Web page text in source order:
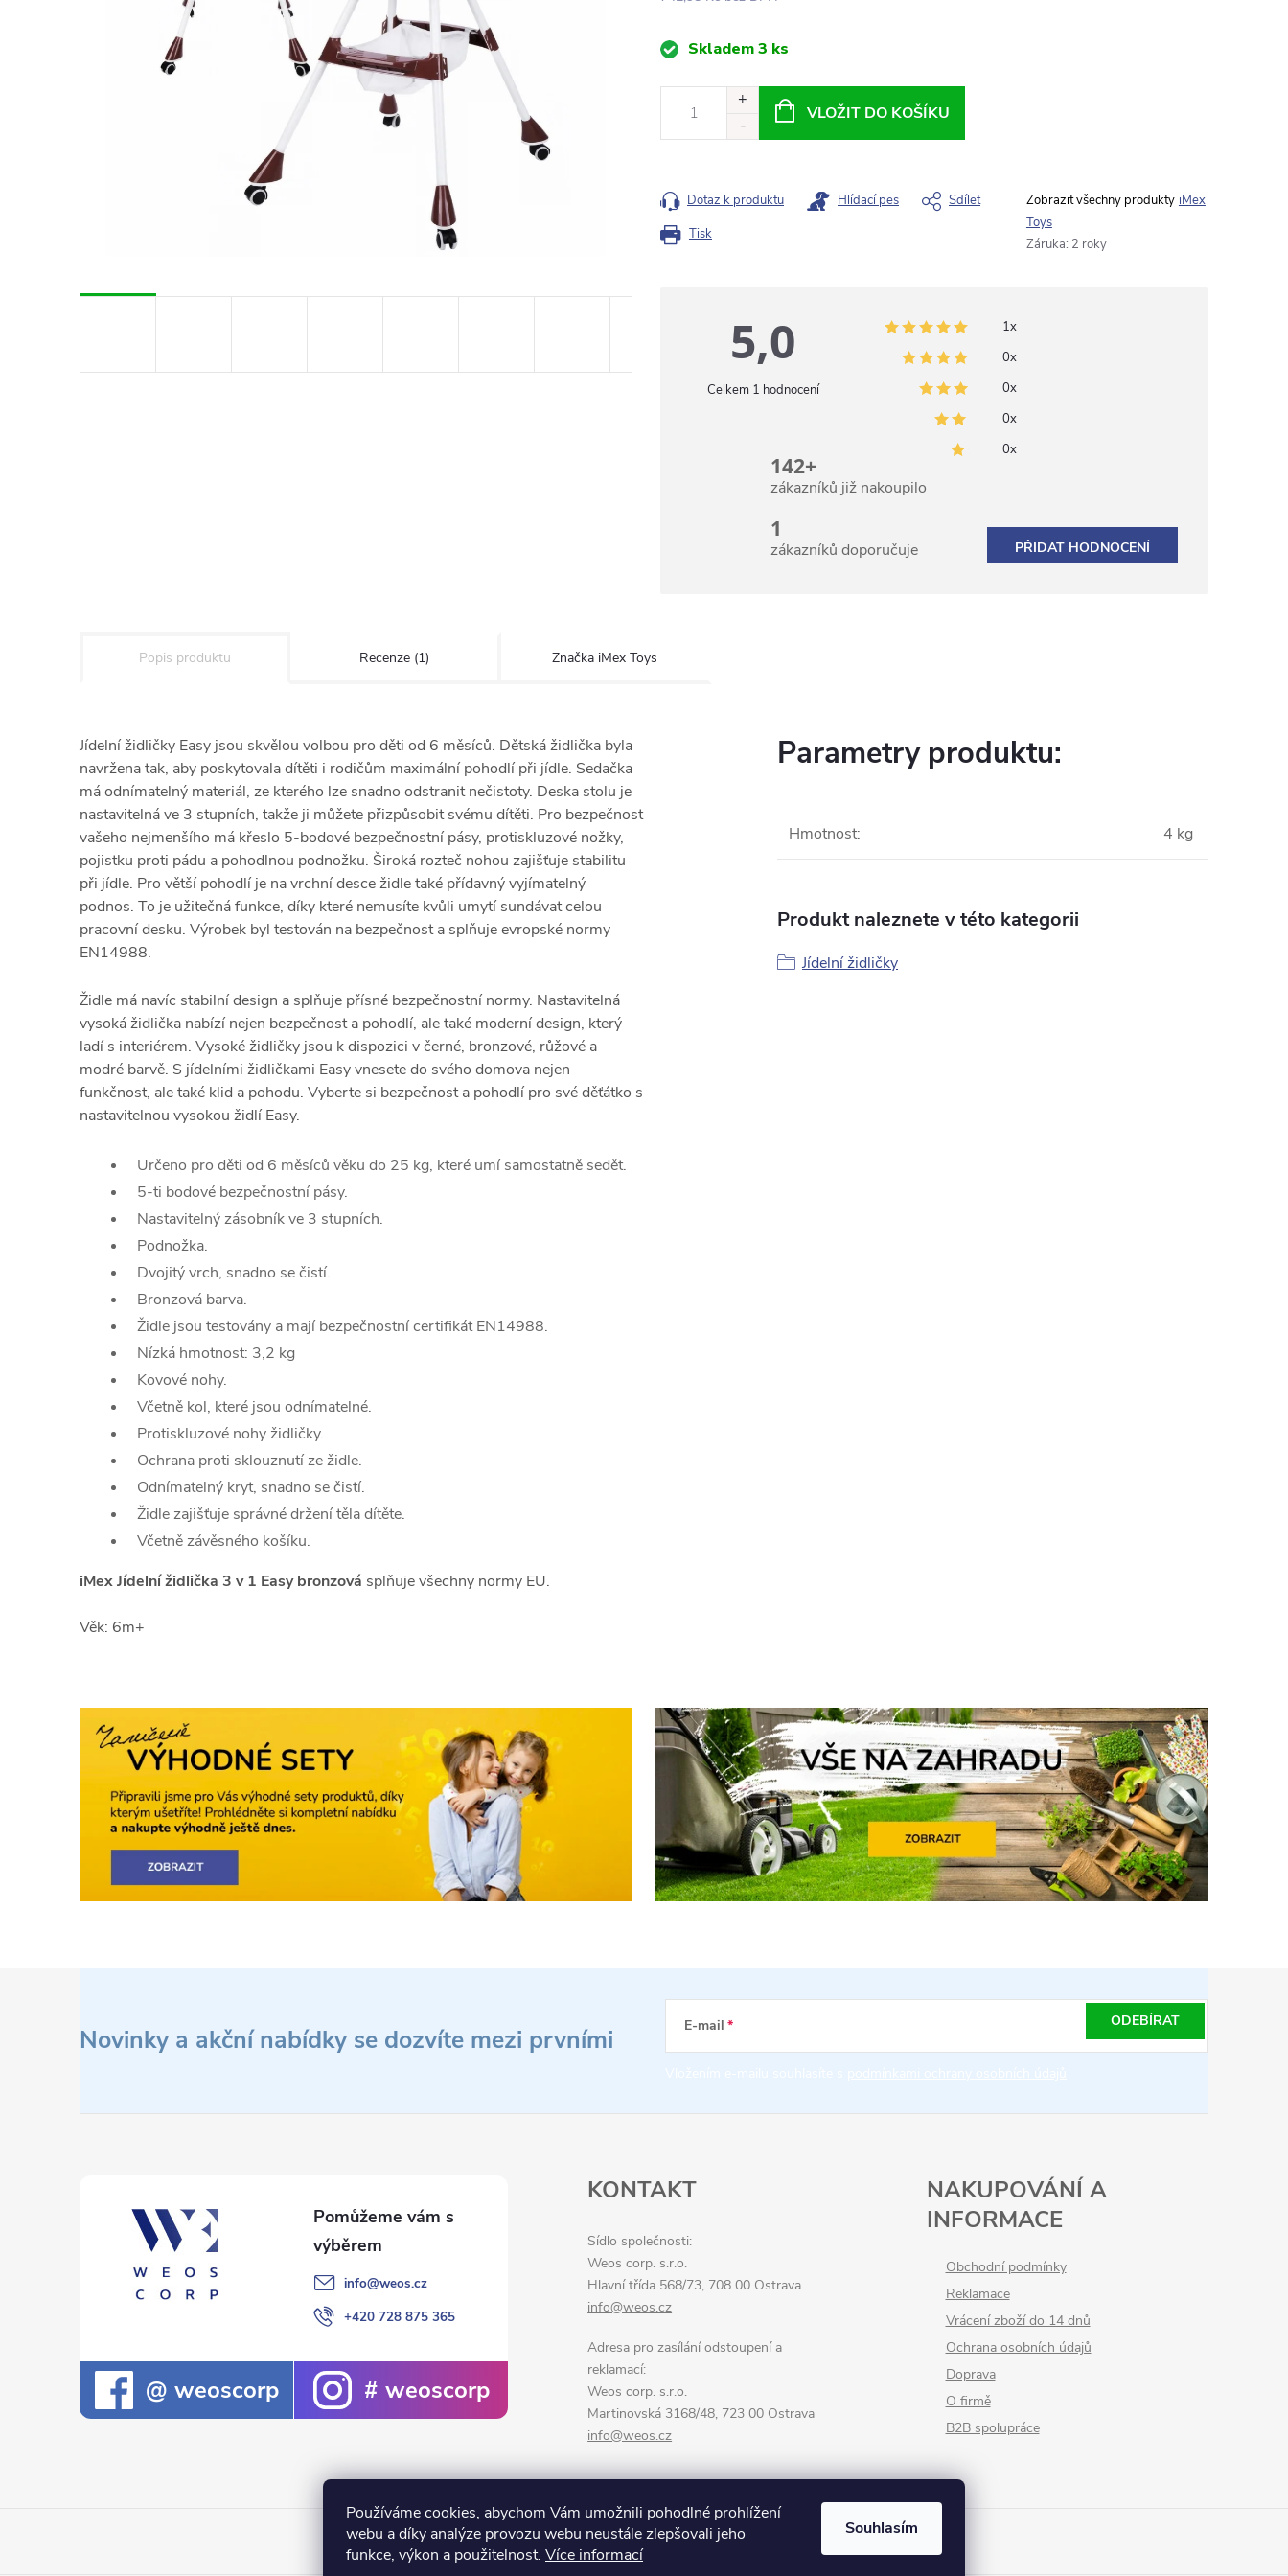
Používáme cookies, abychom Vám umožnili pohodlné prohlížení
webu a díky analýze provozu webu neustále zlepšovali jeho
funkce, výkon a použitelnost. Více informací
Souhlasím
MěrnáSkladem3 ks
VLOŽIT DO KOŠÍKU
Tisk
Dotaz k produktu Hlídací pes Sdílet
iMex
Toys
Záruka: 2 roky
5,0
1 hodnocení
1x
0x
0x
0x
0x
142+
zákazníků již nakoupilo
1
zákazníků doporučuje PŘIDAT HODNOCENÍ
Popis produktu Recenze (1) Značka iMex Toys
Jídelní židličky Easy jsou skvělou volbou pro děti od 6 měsíců. Dětská židlička byla
navržena tak, aby poskytovala dítěti i rodičům maximální pohodlí při jídle. Sedačka
má odnímatelný materiál, ze kterého lze snadno odstranit nečistoty. Deska stolu je
nastavitelná ve 3 stupních, takže ji můžete přizpůsobit svému dítěti. Pro bezpečnost
vašeho nejmenšího má křeslo 5-bodové bezpečnostní pásy, protiskluzové nožky,
pojistku proti pádu a pohodlnou podnožku. Široká rozteč nohou zajišťuje stabilitu
při jídle. Pro větší pohodlí je na vrchní desce židle také přídavný vyjímatelný
podnos. To je užitečná funkce, díky které nemusíte kvůli umytí sundávat celou
pracovní desku. Výrobek byl testován na bezpečnost a splňuje evropské normy
EN14988.
Židle má navíc stabilní design a splňuje přísné bezpečnostní normy. Nastavitelná
vysoká židlička nabízí nejen bezpečnost a pohodlí, ale také moderní design, který
ladí s interiérem. Vysoké židličky jsou k dispozici v černé, bronzové, růžové a
modré barvě. S jídelními židličkami Easy vnesete do svého domova nejen
funkčnost, ale také klid a pohodu. Vyberte si bezpečnost a pohodlí pro své děťátko s
nastavitelnou vysokou židlí Easy.
Určeno pro děti od 6 měsíců věku do 25 kg, které umí samostatně sedět.
5-ti bodové bezpečnostní pásy.
Nastavitelný zásobník ve 3 stupních.
Podnožka.
Dvojitý vrch, snadno se čistí.
Bronzová barva.
Židle jsou testovány a mají bezpečnostní certifikát EN14988.
Nízká hmotnost: 3,2 kg
Kovové nohy.
Včetně kol, které jsou odnímatelné.
Protiskluzové nohy židličky.
Ochrana proti sklouznutí ze židle.
Odnímatelný kryt, snadno se čistí.
Židle zajišťuje správné držení těla dítěte.
Včetně závěsného košíku.
iMex Jídelní židlička 3 v 1 Easy bronzová splňuje všechny normy EU.
Věk: 6m+
Parametry produktu:
Hmotnost: 4 kg
Produkt naleznete v této kategorii
Jídelní židličky
Novinky a akční nabídky se dozvíte mezi prvními E-mail ODEBÍRAT
info@weos.cz
+420 728 875 365
weoscorp weoscorp
KONTAKT
Sídlo společnosti:
Weos corp. s.r.o.
Hlavní třída 568/73, 708 00 Ostrava
info@weos.cz
Adresa pro zasílání odstoupení a
reklamací:
Weos corp. s.r.o.
Martinovská 3168/48, 723 00 Ostrava
info@weos.cz
NAKUPOVÁNÍ A
INFORMACE
Obchodní podmínky
Reklamace
Vrácení zboží do 14 dnů
Ochrana osobních údajů
Doprava
O firmě
B2B spolupráce